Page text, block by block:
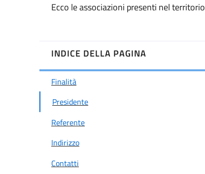
Ecco le associazioni presenti nel territorio
INDICE DELLA PAGINA
Finalità
Presidente
Referente
Indirizzo
Contatti